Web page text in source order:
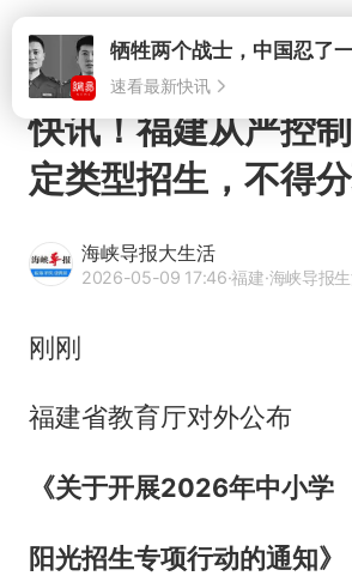
速看最新快讯
快讯！福建从严控
定类型招生，不得
海峡导报大生活
2026-05-09 17:46·福建·海峡导报生活周刊
刚刚
福建省教育厅对外公布
《关于开展2026年中小学
阳光招生专项行动的通知》